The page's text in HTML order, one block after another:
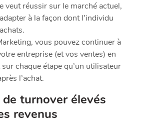
veut réussir sur le marché actuel,
à la façon dont l’individu
vous pouvez continuer à
entreprise (et vos ventes) en
chaque étape qu’un utilisateur
l’achat.
turnover élevés
revenus